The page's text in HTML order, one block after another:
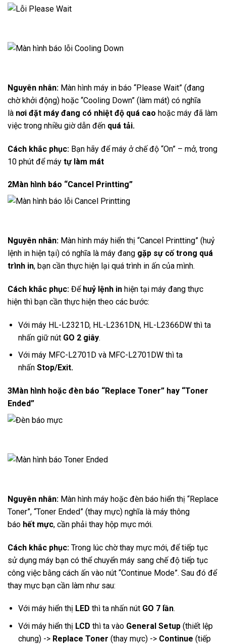
Nguyên nhân: Màn hình máy in báo “Please Wait” (đang
chờ khởi động) hoặc “Cooling Down” (làm mát) có nghĩa
là nơi đặt máy đang có nhiệt độ quá cao hoặc máy đã làm
việc trong nhiều giờ dẫn đến quá tải.
Cách khắc phục: Bạn hãy để máy ở chế độ “On” – mở, trong
10 phút để máy tự làm mát
2Màn hình báo “Cancel Printting”
Nguyên nhân: Màn hình máy hiển thị “Cancel Printting” (huỷ
lệnh in hiện tại) có nghĩa là máy đang gặp sự cố trong quá
trình in, bạn cần thực hiện lại quá trình in ấn của mình.
Cách khắc phục: Để huỷ lệnh in hiện tại máy đang thực
hiện thì bạn cần thực hiện theo các bước:
Với máy HL-L2321D, HL-L2361DN, HL-L2366DW thì ta
nhấn giữ nút GO 2 giây.
Với máy MFC-L2701D và MFC-L2701DW thì ta
nhấn Stop/Exit.
3Màn hình hoặc đèn báo “Replace Toner” hay “Toner
Ended”
Nguyên nhân: Màn hình máy hoặc đèn báo hiển thị “Replace
Toner”, “Toner Ended” (thay mực) nghĩa là máy thông
báo hết mực, cần phải thay hộp mực mới.
Cách khắc phục: Trong lúc chờ thay mực mới, để tiếp tục
sử dụng máy bạn có thể chuyển máy sang chế độ tiếp tục
công việc bằng cách ấn vào nút “Continue Mode”. Sau đó để
thay mực bạn cần làm như sau:
Với máy hiển thị LED thì ta nhấn nút GO 7 lần.
Với máy hiển thị LCD thì ta vào General Setup (thiết lệp
chung) -> Replace Toner (thay mực) -> Continue (tiếp